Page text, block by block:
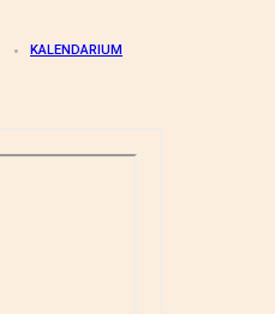
KALENDARIUM